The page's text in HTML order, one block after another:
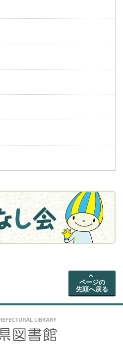
ページの
先頭へ戻る